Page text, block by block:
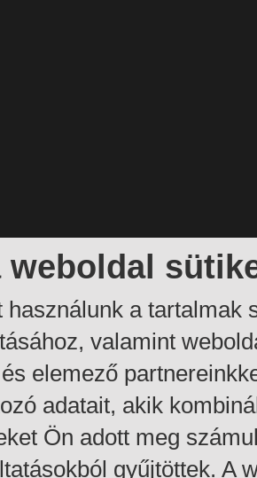
weboldal
használunk a tartalmak
valamint
elemező
adatait, akik
Ön adott meg
gyűjtöttek. A